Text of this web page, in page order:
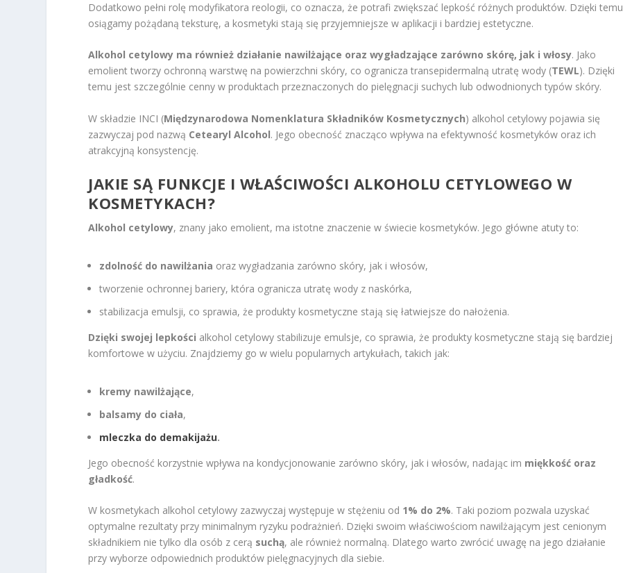
Dodatkowo pełni rolę modyfikatora reologii, co oznacza, że potrafi zwiększać lepkość różnych produktów. Dzięki temu
osiągamy pożądaną teksturę, a kosmetyki stają się przyjemniejsze w aplikacji i bardziej estetyczne.
Alkohol cetylowy ma również działanie nawilżające oraz wygładzające zarówno skórę, jak i włosy. Jako
emolient tworzy ochronną warstwę na powierzchni skóry, co ogranicza transepidermalną utratę wody (TEWL). Dzięki
temu jest szczególnie cenny w produktach przeznaczonych do pielęgnacji suchych lub odwodnionych typów skóry.
W składzie INCI (Międzynarodowa Nomenklatura Składników Kosmetycznych) alkohol cetylowy pojawia się
zazwyczaj pod nazwą Cetearyl Alcohol. Jego obecność znacząco wpływa na efektywność kosmetyków oraz ich
atrakcyjną konsystencję.
JAKIE SĄ FUNKCJE I WŁAŚCIWOŚCI ALKOHOLU CETYLOWEGO W
KOSMETYKACH?
Alkohol cetylowy, znany jako emolient, ma istotne znaczenie w świecie kosmetyków. Jego główne atuty to:
zdolność do nawilżania oraz wygładzania zarówno skóry, jak i włosów,
tworzenie ochronnej bariery, która ogranicza utratę wody z naskórka,
stabilizacja emulsji, co sprawia, że produkty kosmetyczne stają się łatwiejsze do nałożenia.
Dzięki swojej lepkości alkohol cetylowy stabilizuje emulsje, co sprawia, że produkty kosmetyczne stają się bardziej
komfortowe w użyciu. Znajdziemy go w wielu popularnych artykułach, takich jak:
kremy nawilżające,
balsamy do ciała,
mleczka do demakijażu.
Jego obecność korzystnie wpływa na kondycjonowanie zarówno skóry, jak i włosów, nadając im miękkość oraz
gładkość.
W kosmetykach alkohol cetylowy zazwyczaj występuje w stężeniu od 1% do 2%. Taki poziom pozwala uzyskać
optymalne rezultaty przy minimalnym ryzyku podrażnień. Dzięki swoim właściwościom nawilżającym jest cenionym
składnikiem nie tylko dla osób z cerą suchą, ale również normalną. Dlatego warto zwrócić uwagę na jego działanie
przy wyborze odpowiednich produktów pielęgnacyjnych dla siebie.